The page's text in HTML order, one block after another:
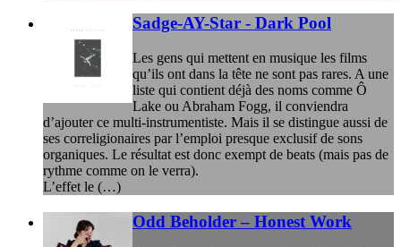
Sadge-AY-Star - Dark Pool
Les gens qui mettent en musique les films
qu’ils ont dans la tête ne sont pas rares. A une
liste qui contient déjà des noms comme Ô
Lake ou Abraham Fogg, il conviendra
d’ajouter ce multi-instrumentiste. Mais il se distingue aussi de
ses correligionaires par l’emploi presque exclusif de sons
organiques. Le résultat est donc exempt de beats (mais pas de
rythme comme on le verra).
L’effet le (…)
Odd Beholder – Honest Work